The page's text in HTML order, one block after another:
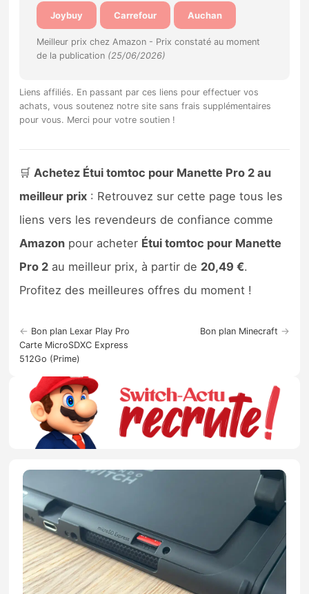
Précommandes jeux Switch 2
Sorties de jeux
Bons plans
Joybuy Carrefour Auchan
Meilleur prix chez Amazon - Prix constaté au moment
de la publication (25/06/2026)
Liens affiliés. En passant par ces liens pour effectuer vos
achats, vous soutenez notre site sans frais supplémentaires
pour vous. Merci pour votre soutien !
🛒 Achetez Étui tomtoc pour Manette Pro 2 au
meilleur prix : Retrouvez sur cette page tous les
liens vers les revendeurs de confiance comme
Amazon pour acheter Étui tomtoc pour Manette
Pro 2 au meilleur prix, à partir de 20,49 €.
Profitez des meilleures offres du moment !
← Bon plan Lexar Play Pro
Carte MicroSDXC Express
512Go (Prime)
Bon plan Minecraft →